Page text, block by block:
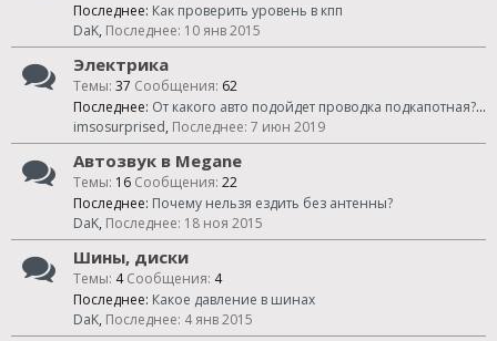
Последнее: Как проверить уровень в кпп
DaK, 10 янв 2015
Электрика
Темы: 37 Сообщения: 62
Последнее: От какого авто подойдет проводка подкапотная? F4R 770, 6МКПП, седан
imsosurprised, 7 июн 2019
Автозвук в Megane
Темы: 16 Сообщения: 22
Последнее: Почему нельзя ездить без антенны?
DaK, 18 ноя 2015
Шины, диски
Темы: 4 Сообщения: 4
Последнее: Какое давление в шинах
DaK, 4 янв 2015